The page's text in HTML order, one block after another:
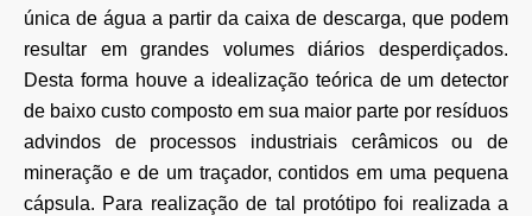
única de água a partir da caixa de descarga, que podem
resultar em grandes volumes diários desperdiçados.
Desta forma houve a idealização teórica de um detector
de baixo custo composto em sua maior parte por resíduos
advindos de processos industriais cerâmicos ou de
mineração e de um traçador, contidos em uma pequena
cápsula. Para realização de tal protótipo foi realizada a